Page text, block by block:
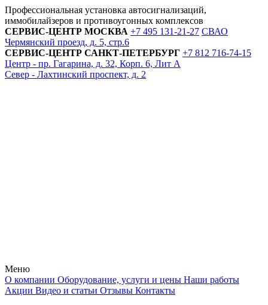
Профессиональная установка автосигнализаций,
иммобилайзеров и противоугонных комплексов
СЕРВИС-ЦЕНТР МОСКВА +7 495 131-21-27 СВАО
Чермянский проезд, д. 5, стр.6
СЕРВИС-ЦЕНТР САНКТ-ПЕТЕРБУРГ +7 812 716-74-15
Центр - пр. Гагарина, д. 32, Корп. 6, Лит А
Север - Лахтинский проспект, д. 2
Меню
О компании Оборудование, услуги и цены Наши работы
Акции Видео и статьи Отзывы Контакты